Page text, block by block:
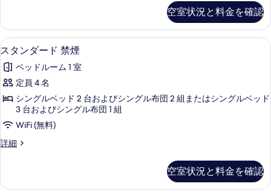
て
の
写
真
を
表
す
る
煙
の
詳
空室状況と料金を確認
ス
タ
ン
ダ
ド
禁
す
スタンダード 禁煙 | 高級寝具、デス
16
スタンダード 禁煙
ベッドルーム 1 室
定員 4 名
シングルベッド 2 台およびシングル布団 2 組またはシングルベッド
3 台およびシングル布団 1 組
WiFi (無料)
詳細
ス
ー
空室状況と料金を確認